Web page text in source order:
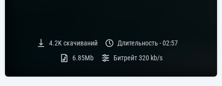
4.2Kскачиваний Длительность -02:57
6.85Mb
Битрейт320 kb/s